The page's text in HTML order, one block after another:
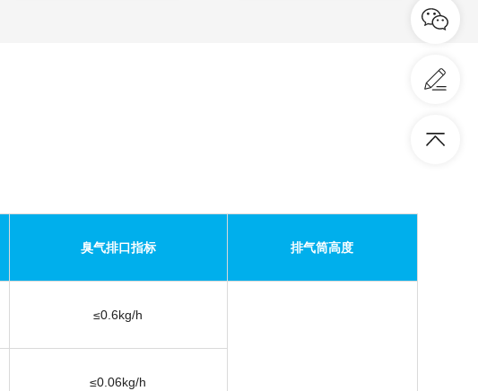
臭气排口指标 排气筒高度
≤0.6kg/h
≤0.06kg/h